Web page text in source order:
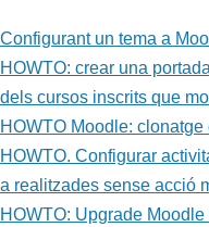
Configurant un tema a
HOWTO: crear una
dels cursos inscrits que
HOWTO Moodle: clonatge
HOWTO. Configurar
a realitzades sense acció
HOWTO: Upgrade